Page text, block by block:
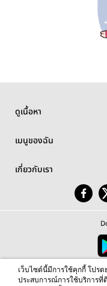
ดูเนื้อหา
เมนูของฉัน
เกี่ยวกับเรา
© 2026 readAwrite.com
This site is protected by
เว็บไซต์นี้มีการใช้คุกกี้ โปร
ประสบการณ์การใช้บริการ